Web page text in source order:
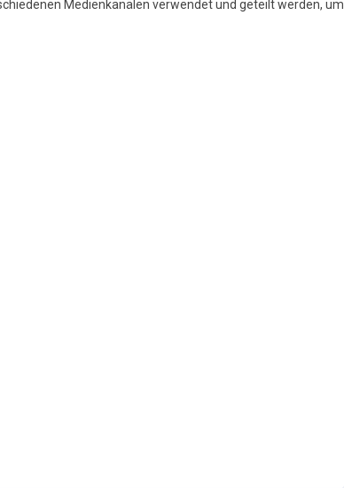
Medienkanälen verwendet und geteilt